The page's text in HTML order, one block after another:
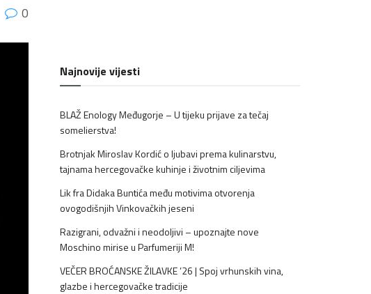
0
Najnovije vijesti
BLAŽ Enology Međugorje – U tijeku prijave za tečaj
somelierstva!
Brotnjak Miroslav Kordić o ljubavi prema kulinarstvu,
tajnama hercegovačke kuhinje i životnim ciljevima
Lik fra Didaka Buntića među motivima otvorenja
ovogodišnjih Vinkovačkih jeseni
Razigrani, odvažni i neodoljivi – upoznajte nove
Moschino mirise u Parfumeriji M!
VEČER BROĆANSKE ŽILAVKE ’26 | Spoj vrhunskih vina,
glazbe i hercegovačke tradicije